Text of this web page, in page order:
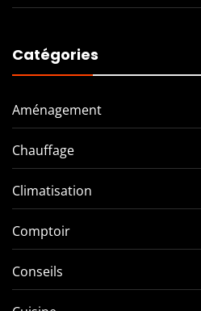
Catégories
Aménagement
Chauffage
Climatisation
Comptoir
Conseils